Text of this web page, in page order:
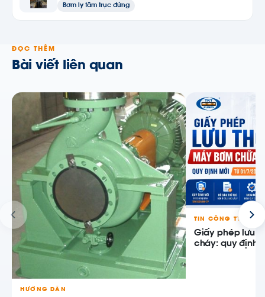
Bơm ly tâm trục đứng
ĐỌC THÊM
Bài viết liên quan
HƯỚNG DẪN
TIN CÔNG TY
Giấy phép lưu
cháy: quy định